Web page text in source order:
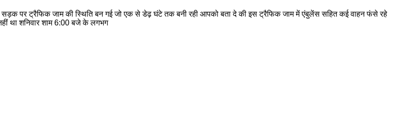
पर ट्रैफिक जाम की स्थिति बन गई जो एक से डेढ़ घंटे तक बनी रही आपको बता दे की इस ट्रैफिक जाम में एंबुलेंस सहित कई वाहन फंसे रहे
था शनिवार शाम 6:00 बजे के लगभग